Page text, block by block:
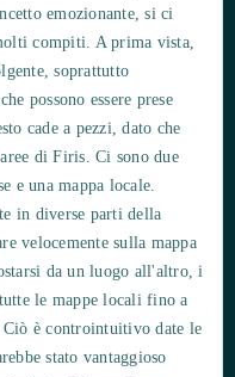
emozionante, si ci
compiti. A prima vista,
soprattutto
possono essere prese
cade a pezzi, dato che
di Firis. Ci sono due
e una mappa locale.
in diverse parti della
velocemente sulla mappa
da un luogo all'altro, i
le mappe locali fino a
Ciò è controintuitivo date le
stato vantaggioso